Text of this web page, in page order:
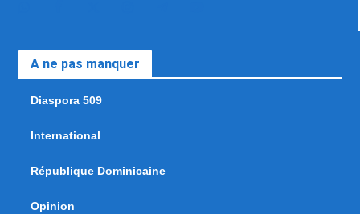
A ne pas manquer
Diaspora 509
International
République Dominicaine
Opinion